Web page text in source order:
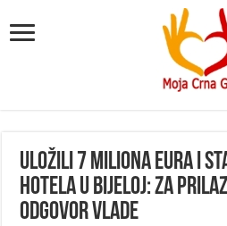
Uložili 7 miliona eura i
hotela u Bijeloj: Za
odgovor Vlade